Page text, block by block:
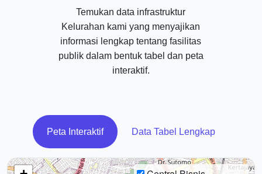
Temukan data infrastruktur
Kelurahan kami yang menyajikan
informasi lengkap tentang fasilitas
publik dalam bentuk tabel dan peta
interaktif.
Peta Interaktif Data Tabel Lengkap